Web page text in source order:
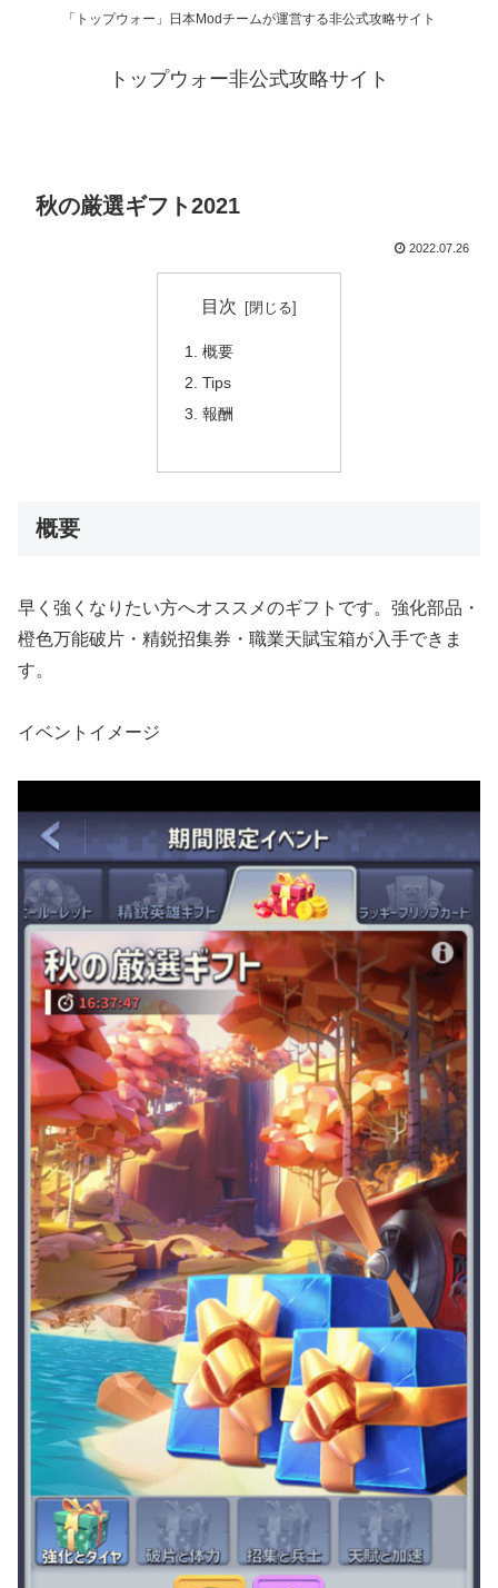
「トップウォー」日本Modチームが運営する非公式攻略サイト
トップウォー非公式攻略サイト
秋の厳選ギフト2021
2022.07.26
目次
概要
Tips
報酬
概要
早く強くなりたい方へオススメのギフトです。強化部品・
橙色万能破片・精鋭招集券・職業天賦宝箱が入手できま
す。
イベントイメージ